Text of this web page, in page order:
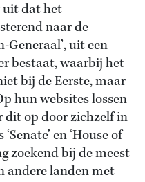
uit dat het
naar de
Generaal’, uit een
bestaat, waarbij het
bij de Eerste, maar
hun websites lossen
dit op door zichzelf in
en ‘House of
zoekend bij de meest
andere landen met